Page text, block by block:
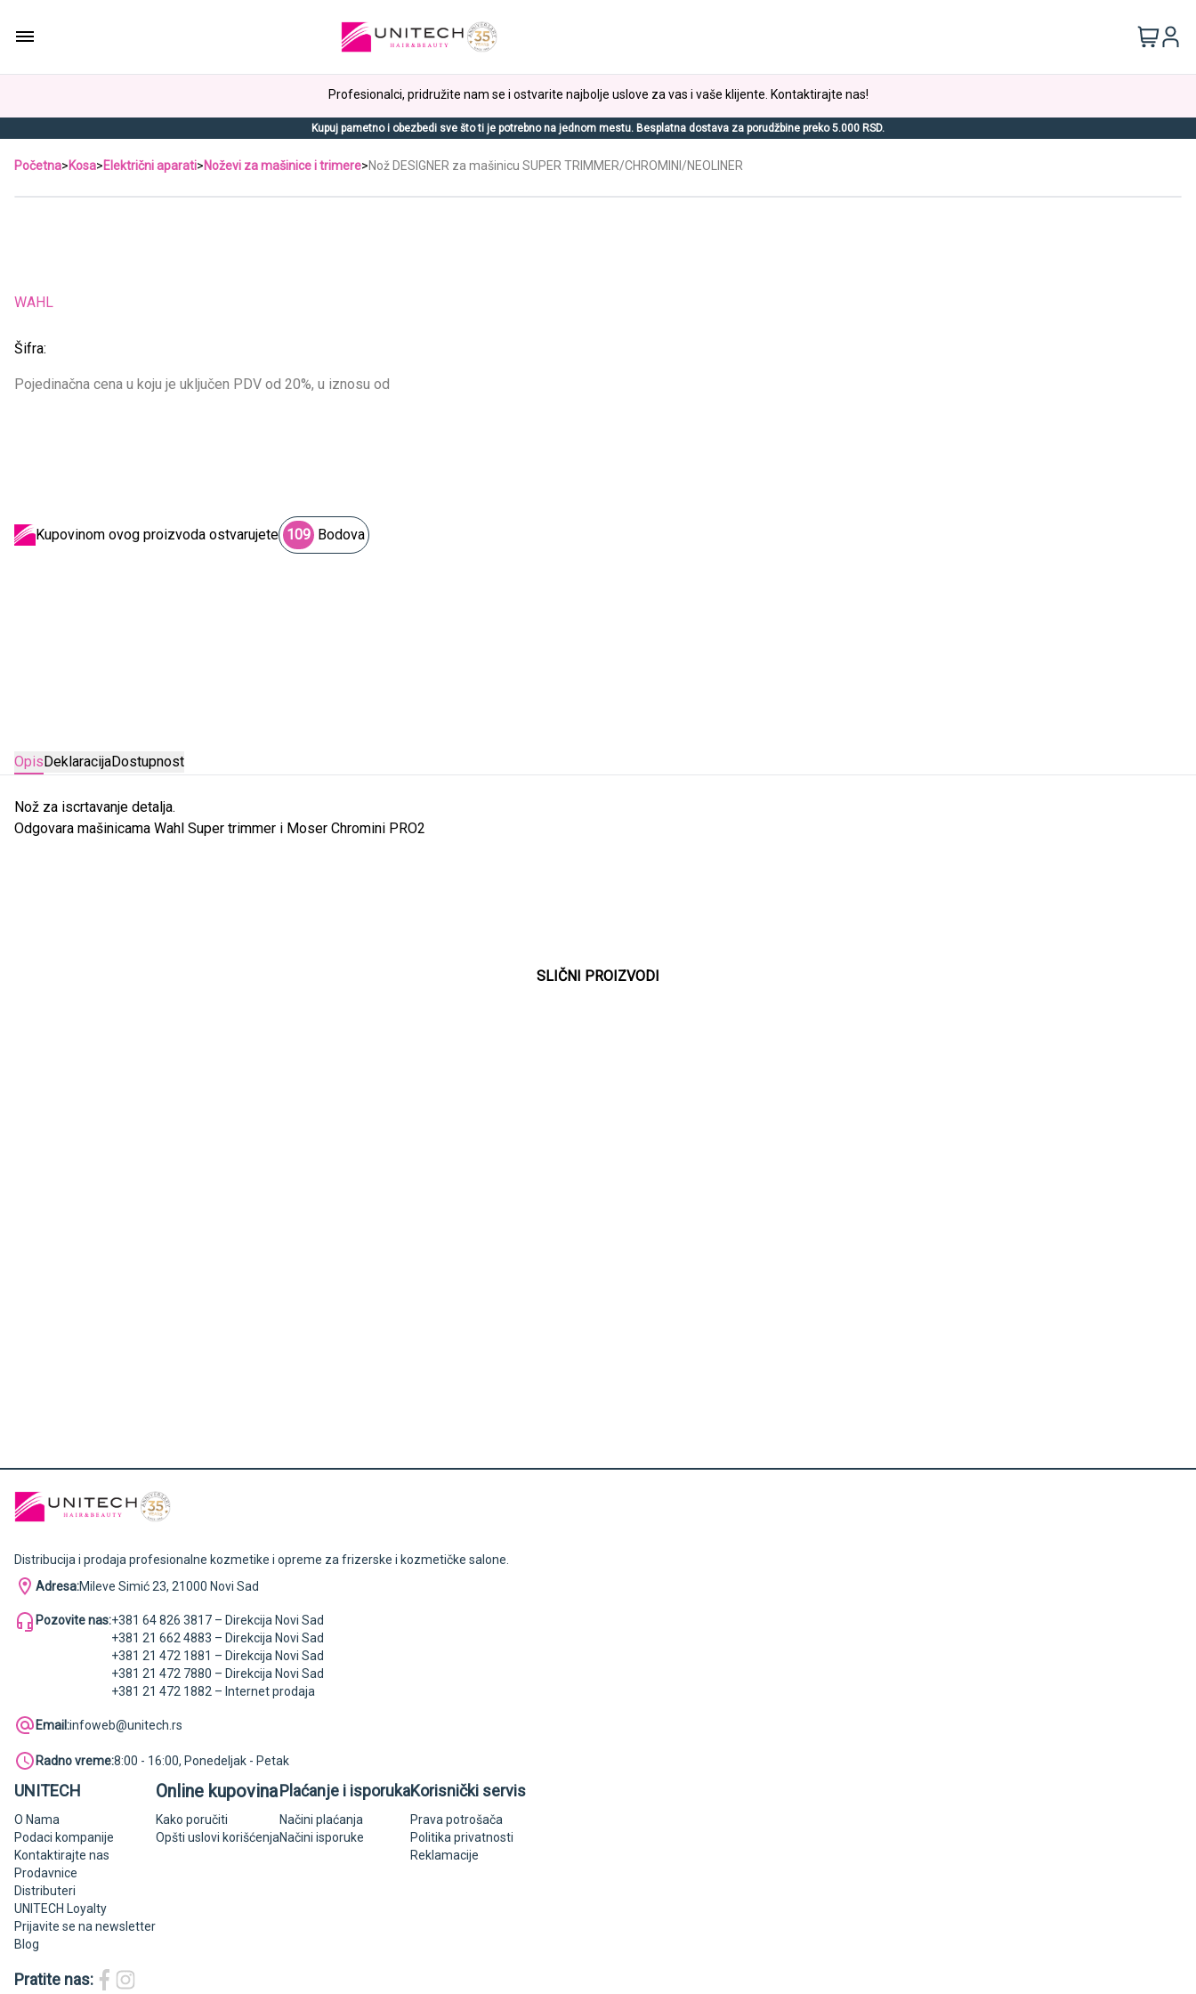
Profesionalci, pridružite nam se i ostvarite najbolje uslove za vas i vaše klijente. Kontaktirajte nas!
Kupuj pametno i obezbedi sve što ti je potrebno na jednom mestu. Besplatna dostava za porudžbine preko 5.000 RSD.
Početna>Kosa>Električni aparati>Noževi za mašinice i trimere>Nož DESIGNER za mašinicu SUPER TRIMMER/CHROMINI/NEOLINER
WAHL
Šifra:
Pojedinačna cena u koju je uključen PDV od 20%, u iznosu od
Kupovinom ovog proizvoda ostvarujete 109 Bodova
OpisDeklaracijaDostupnost
Nož za iscrtavanje detalja.
Odgovara mašinicama Wahl Super trimmer i Moser Chromini PRO2
SLIČNI PROIZVODI
Distribucija i prodaja profesionalne kozmetike i opreme za frizerske i kozmetičke salone.
Adresa:Mileve Simić 23, 21000 Novi Sad
Pozovite nas:+381 64 826 3817 – Direkcija Novi Sad
+381 21 662 4883 – Direkcija Novi Sad
+381 21 472 1881 – Direkcija Novi Sad
+381 21 472 7880 – Direkcija Novi Sad
+381 21 472 1882 – Internet prodaja
Email:infoweb@unitech.rs
Radno vreme:8:00 - 16:00, Ponedeljak - Petak
UNITECH
O Nama
Podaci kompanije
Kontaktirajte nas
Prodavnice
Distributeri
UNITECH Loyalty
Prijavite se na newsletter
Blog
Online kupovina
Kako poručiti
Opšti uslovi korišćenja
Plaćanje i isporuka
Načini plaćanja
Načini isporuke
Korisnički servis
Prava potrošača
Politika privatnosti
Reklamacije
Pratite nas: